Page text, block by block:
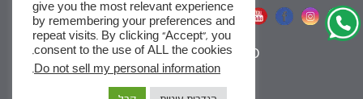
אתר שומר שבת
SEO
|
give you the most relevant experience
by remembering your preferences and
repeat visits. By clicking “Accept”, you
consent to the use of ALL the cookies.
Do not sell my personal information
.
x